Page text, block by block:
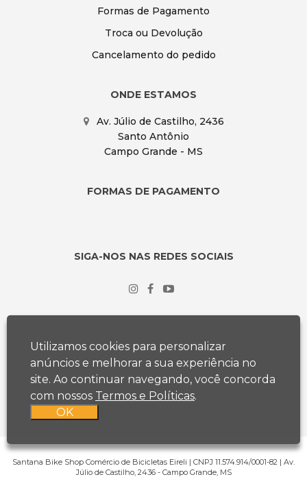
Formas de Pagamento
Troca ou Devolução
Cancelamento do pedido
ONDE ESTAMOS
Av. Júlio de Castilho, 2436
Santo Antônio
Campo Grande - MS
FORMAS DE PAGAMENTO
SIGA-NOS NAS REDES SOCIAIS
Santana Bike Shop Comércio de Bicicletas Eireli | CNPJ 11.574.914/0001-82 | Av.
Júlio de Castilho, 2436 - Campo Grande, MS
Utilizamos cookies para personalizar
anúncios e melhorar a sua experiência no
site. Ao continuar navegando, você concorda
com nossos Termos e Políticas.
OK